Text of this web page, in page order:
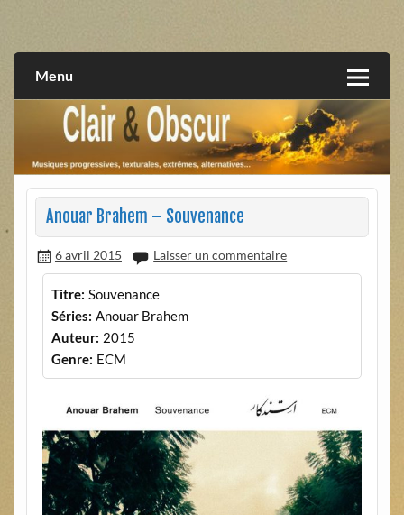
extrêmes, alternatives, texturales
Menu
Anouar Brahem – Souvenance
6 avril 2015 Laisser un commentaire
Titre: Souvenance
Séries: Anouar Brahem
Auteur: 2015
Genre: ECM